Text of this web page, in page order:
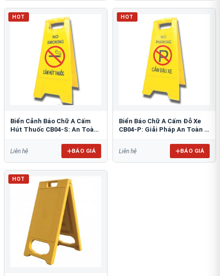
HOT
Biển Cảnh Báo Chữ A Cấm
Hút Thuốc CB04-S: An Toàn
Liên hệ BÁO GIÁ
HOT
Biển Báo Chữ A Cấm Đỗ Xe
CB04-P: Giải Pháp An Toàn &
Liên hệ BÁO GIÁ
HOT